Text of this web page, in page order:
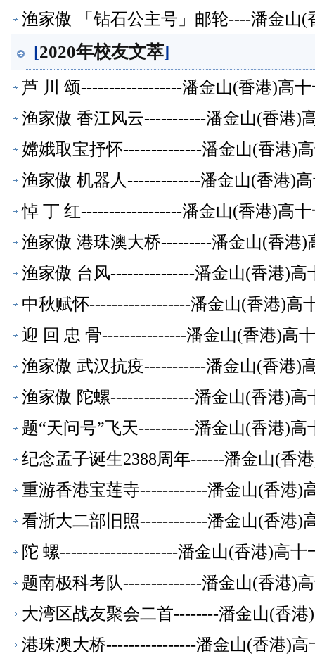
渔家傲 「钻石公主号」邮轮----潘金山
[2020年校友文萃]
芦 川 颂------------------潘金山(香港)高
渔家傲 香江风云-----------潘金山(香港)
嫦娥取宝抒怀--------------潘金山(香港)
渔家傲 机器人-------------潘金山(香港)
悼 丁 红------------------潘金山(香港)高
渔家傲 港珠澳大桥---------潘金山(香港)
渔家傲 台风---------------潘金山(香港)高
中秋赋怀------------------潘金山(香港)高
迎 回 忠 骨---------------潘金山(香港)高
渔家傲 武汉抗疫-----------潘金山(香港)
渔家傲 陀螺---------------潘金山(香港)高
题“天问号”飞天----------潘金山(香港)
纪念孟子诞生2388周年------潘金山(香
重游香港宝莲寺------------潘金山(香港)
看浙大二部旧照------------潘金山(香港)
陀 螺---------------------潘金山(香港)高十
题南极科考队--------------潘金山(香港)
大湾区战友聚会二首--------潘金山(香
港珠澳大桥----------------潘金山(香港)